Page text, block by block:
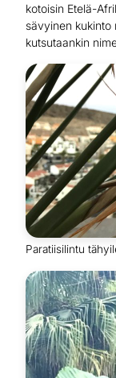
kotoisin Etelä-
sävyinen kukinto
kutsutaankin
Paratiisilintu